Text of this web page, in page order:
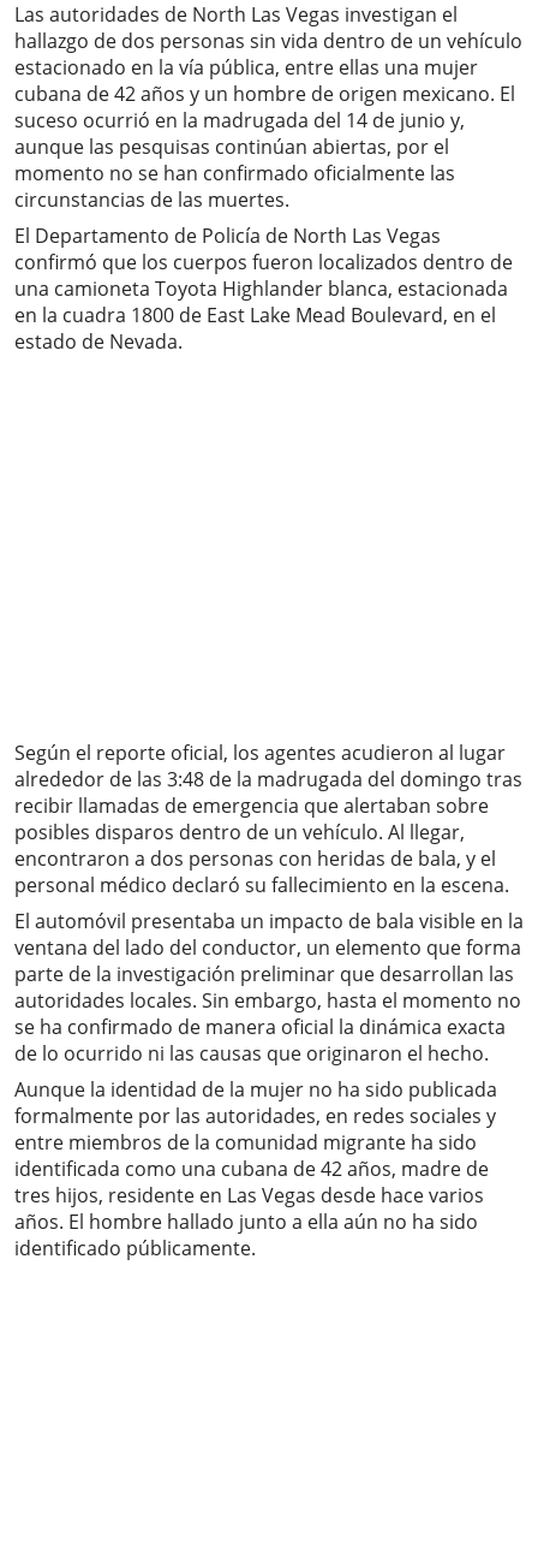
Las autoridades de North Las Vegas investigan el
hallazgo de dos personas sin vida dentro de un vehículo
estacionado en la vía pública, entre ellas una mujer
cubana de 42 años y un hombre de origen mexicano. El
suceso ocurrió en la madrugada del 14 de junio y,
aunque las pesquisas continúan abiertas, por el
momento no se han confirmado oficialmente las
circunstancias de las muertes.
El Departamento de Policía de North Las Vegas
confirmó que los cuerpos fueron localizados dentro de
una camioneta Toyota Highlander blanca, estacionada
en la cuadra 1800 de East Lake Mead Boulevard, en el
estado de Nevada.
Según el reporte oficial, los agentes acudieron al lugar
alrededor de las 3:48 de la madrugada del domingo tras
recibir llamadas de emergencia que alertaban sobre
posibles disparos dentro de un vehículo. Al llegar,
encontraron a dos personas con heridas de bala, y el
personal médico declaró su fallecimiento en la escena.
El automóvil presentaba un impacto de bala visible en la
ventana del lado del conductor, un elemento que forma
parte de la investigación preliminar que desarrollan las
autoridades locales. Sin embargo, hasta el momento no
se ha confirmado de manera oficial la dinámica exacta
de lo ocurrido ni las causas que originaron el hecho.
Aunque la identidad de la mujer no ha sido publicada
formalmente por las autoridades, en redes sociales y
entre miembros de la comunidad migrante ha sido
identificada como una cubana de 42 años, madre de
tres hijos, residente en Las Vegas desde hace varios
años. El hombre hallado junto a ella aún no ha sido
identificado públicamente.